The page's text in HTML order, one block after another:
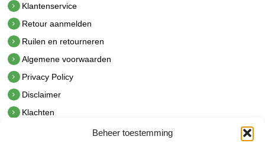
Beheer toestemming
Klantenservice
Retour aanmelden
Ruilen en retourneren
Algemene voorwaarden
Privacy Policy
Disclaimer
Klachten